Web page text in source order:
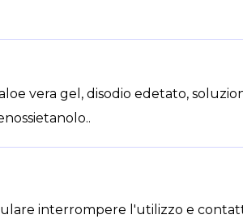
vera gel, disodio edetato,
interrompere l'utilizzo e